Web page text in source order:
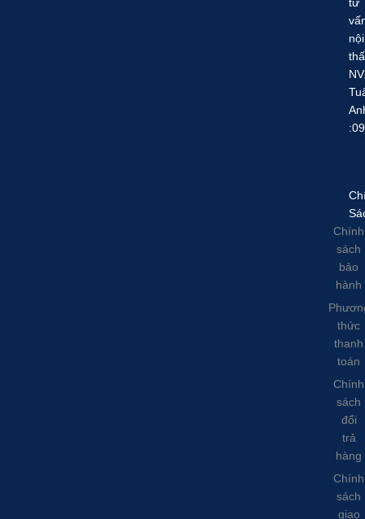
nội
Chính
sách
bảo
hành
thức
thanh
toán
Chính
sách
đổi
trả
hàng
Chính
sách
giao